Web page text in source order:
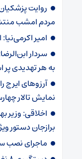
روایت
مردم امشب
امیر
سردار
به هر تهدیدی
آرزوهای ایرج
نمایش تالار
اخلاقی: وزیر
برازجان دستور
ماجرای نصب